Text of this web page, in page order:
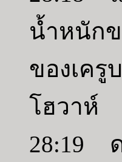
น้ำหนัก
ของเค
โฮวาห์
28:19